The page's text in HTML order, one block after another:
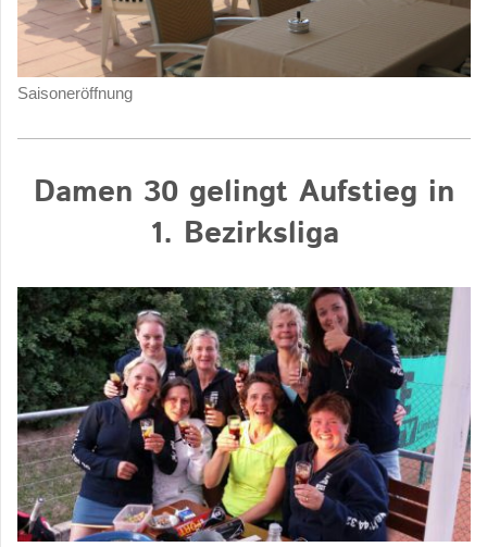
Saisoneröffnung
Damen 30 gelingt Aufstieg in
1. Bezirksliga